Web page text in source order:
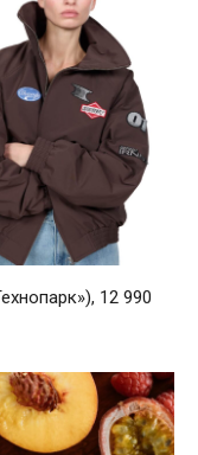
12 990